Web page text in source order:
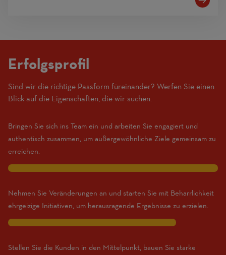
Erfolgsprofil
Sind wir die richtige Passform füreinander? Werfen Sie einen
Blick auf die Eigenschaften, die wir suchen.
10
Bringen Sie sich ins Team ein und arbeiten Sie engagiert und
authentisch zusammen, um außergewöhnliche Ziele gemeinsam zu
erreichen.
10
Nehmen Sie Veränderungen an und starten Sie mit Beharrlichkeit
ehrgeizige Initiativen, um herausragende Ergebnisse zu erzielen.
8
Stellen Sie die Kunden in den Mittelpunkt, bauen Sie starke